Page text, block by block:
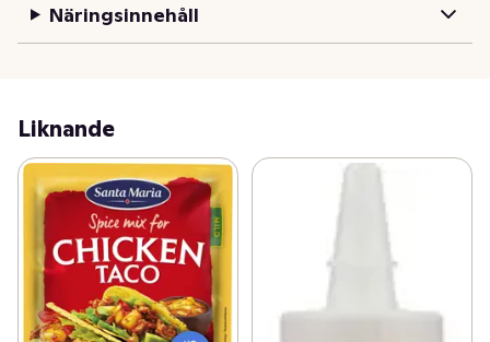
Näringsinnehåll
Liknande